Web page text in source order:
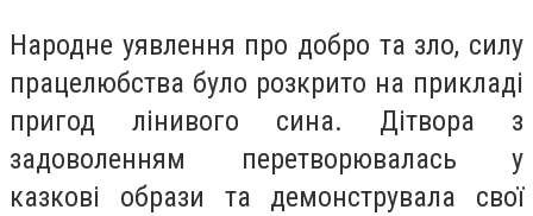
Народне уявлення про добро та зло, силу
працелюбства було розкрито на прикладі
пригод лінивого сина. Дітвора з
задоволенням перетворювалась у
казкові образи та демонструвала свої